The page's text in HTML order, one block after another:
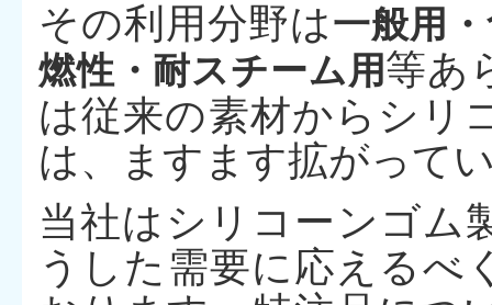
その利用分野は一般用
燃性・耐スチーム用等あ
は従来の素材からシリ
は、ますます拡がって
当社はシリコーンゴム
うした需要に応えるべ